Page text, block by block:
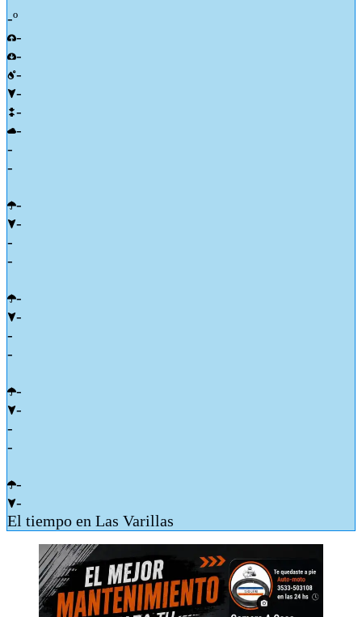
-º
-
-
-
-
-
-
-
-
-
-
-
-
-
-
-
-
-
-
-
-
-
-
El tiempo en Las Varillas